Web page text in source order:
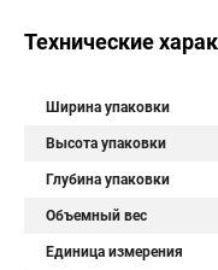
Технические
Ширина упаковки
Высота упаковки
Глубина упаковки
Объемный вес
Единица измерения